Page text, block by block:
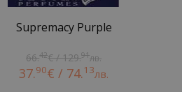
Supremacy Purple
66.42€ / 129.91лв.
37.90€ / 74.13лв.